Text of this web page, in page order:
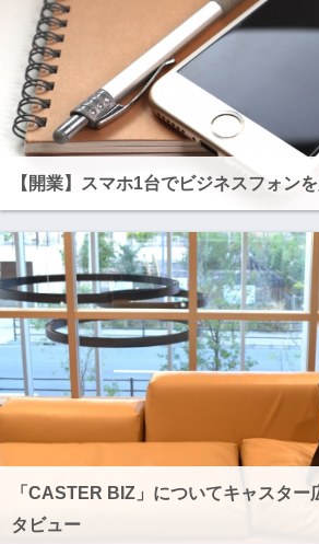
【開業】スマホ1台でビジネスフォン
「CASTER BIZ」についてキャスター
タビュー